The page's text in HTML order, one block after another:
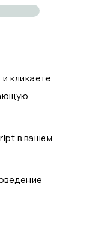
кликаете
в вашем